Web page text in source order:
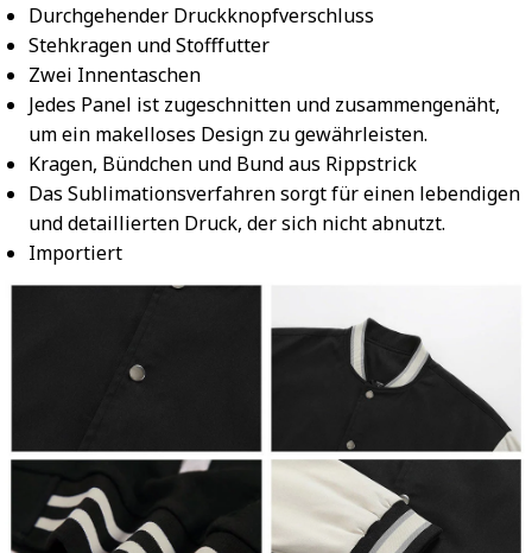
Durchgehender Druckknopfverschluss
Stehkragen und Stofffutter
Zwei Innentaschen
Jedes Panel ist zugeschnitten und zusammengenäht,
um ein makelloses Design zu gewährleisten.
Kragen, Bündchen und Bund aus Rippstrick
Das Sublimationsverfahren sorgt für einen lebendigen
und detaillierten Druck, der sich nicht abnutzt.
Importiert